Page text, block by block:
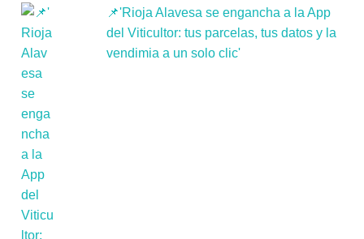
📌'Rioja Alavesa se engancha a la App
del Viticultor: tus parcelas, tus datos y la
vendimia a un solo clic'